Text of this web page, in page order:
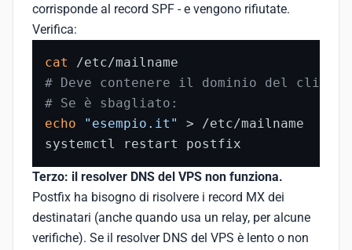
corrisponde al record SPF - e vengono rifiutate.
Verifica:
cat
# Deve contenere il dominio del
# Se è sbagliato:
echo
"esempio.it"
> /etc/mailname
systemctl restart postfix
Terzo: il resolver DNS del VPS non funziona.
Postfix ha bisogno di risolvere i record MX dei
destinatari (anche quando usa un relay, per alcune
verifiche). Se il resolver DNS del VPS è lento o non